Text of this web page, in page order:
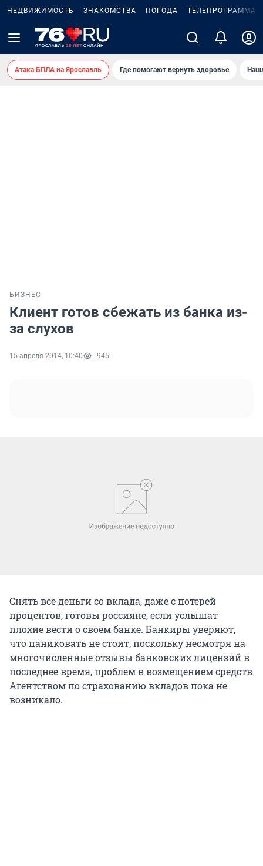
НЕДВИЖИМОСТЬ ЗНАКОМСТВА ПОГОДА ТЕЛЕПРОГРАММА
Атака БПЛА на Ярославль Где помогают вернуть здоровье
БИЗНЕС
Клиент готов сбежать из банка из-
за слухов
15 апреля 2014, 10:40 945
Снять все деньги со вклада, даже с потерей
процентов, готовы россияне, если услышат
плохие вести о своем банке. Банкиры уверяют,
что паниковать не стоит, поскольку несмотря на
многочисленные отзывы банковских лицензий в
последнее время, проблем в возмещением средств
Агентством по страхованию вкладов пока не
возникало.